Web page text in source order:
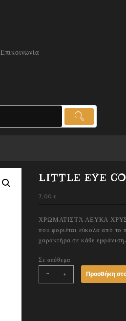
Επικοινωνία
LITTLE EYE
7,00€
ΧΡΩΜΑΤΙΣΤΆ ΛΕΥΚΑ
που φοριέται εύκολα από το
χαρακτήρα σε κάθε εμφάνιση.
Σε απόθεμα
- + Προσθήκη